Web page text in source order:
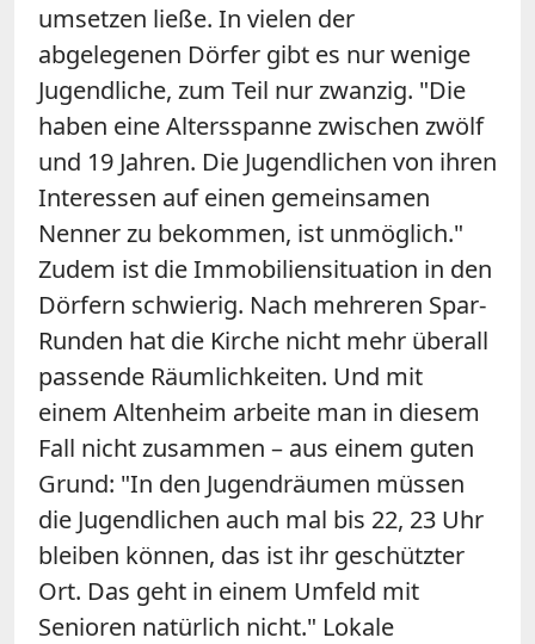
umsetzen ließe. In vielen der
abgelegenen Dörfer gibt es nur wenige
Jugendliche, zum Teil nur zwanzig. "Die
haben eine Altersspanne zwischen zwölf
und 19 Jahren. Die Jugendlichen von ihren
Interessen auf einen gemeinsamen
Nenner zu bekommen, ist unmöglich."
Zudem ist die Immobiliensituation in den
Dörfern schwierig. Nach mehreren Spar-
Runden hat die Kirche nicht mehr überall
passende Räumlichkeiten. Und mit
einem Altenheim arbeite man in diesem
Fall nicht zusammen – aus einem guten
Grund: "In den Jugendräumen müssen
die Jugendlichen auch mal bis 22, 23 Uhr
bleiben können, das ist ihr geschützter
Ort. Das geht in einem Umfeld mit
Senioren natürlich nicht." Lokale